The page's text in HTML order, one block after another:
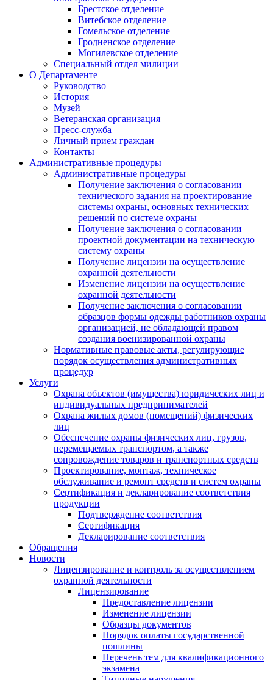
Брестское отделение
Витебское отделение
Гомельское отделение
Гродненское отделение
Могилевское отделение
Специальный отдел милиции
О Департаменте
Руководство
История
Музей
Ветеранская организация
Пресс-служба
Личный прием граждан
Контакты
Административные процедуры
Административные процедуры
Получение заключения о согласовании
технического задания на проектирование
системы охраны, основных технических
решений по системе охраны
Получение заключения о согласовании
проектной документации на техническую
систему охраны
Получение лицензии на осуществление
охранной деятельности
Изменение лицензии на осуществление
охранной деятельности
Получение заключения о согласовании
образцов формы одежды работников охраны
организацией, не обладающей правом
создания военизированной охраны
Нормативные правовые акты, регулирующие
порядок осуществления административных
процедур
Услуги
Охрана объектов (имущества) юридических лиц и
индивидуальных предпринимателей
Охрана жилых домов (помещений) физических
лиц
Обеспечение охраны физических лиц, грузов,
перемещаемых транспортом, а также
сопровождение товаров и транспортных средств
Проектирование, монтаж, техническое
обслуживание и ремонт средств и систем охраны
Сертификация и декларирование соответствия
продукции
Подтверждение соответствия
Сертификация
Декларирование соответствия
Обращения
Новости
Лицензирование и контроль за осуществлением
охранной деятельности
Лицензирование
Предоставление лицензии
Изменение лицензии
Образцы документов
Порядок оплаты государственной
пошлины
Перечень тем для квалификационного
экзамена